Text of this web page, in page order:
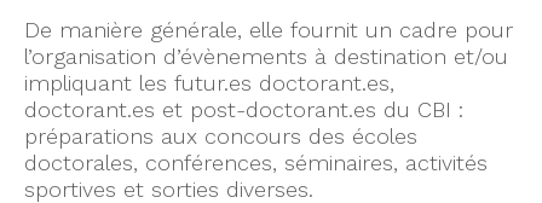
De manière générale, elle fournit un cadre pour
l’organisation d’évènements à destination et/ou
impliquant les futur.es doctorant.es,
doctorant.es et post-doctorant.es du CBI :
préparations aux concours des écoles
doctorales, conférences, séminaires, activités
sportives et sorties diverses.